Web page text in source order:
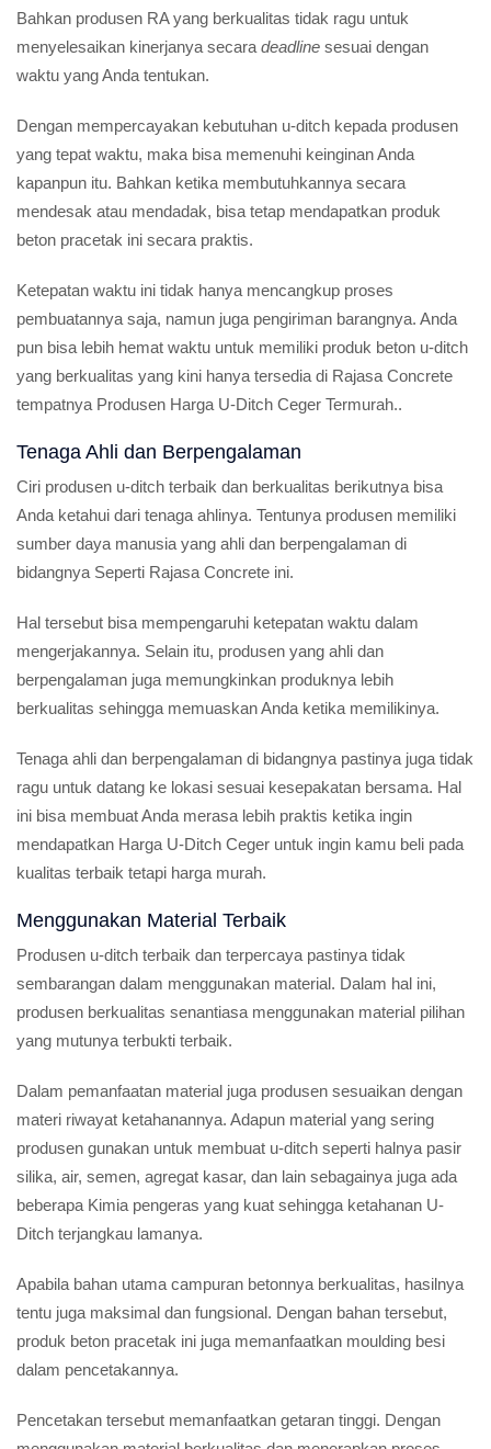
Bahkan produsen RA yang berkualitas tidak ragu untuk
menyelesaikan kinerjanya secara deadline sesuai dengan
waktu yang Anda tentukan.
Dengan mempercayakan kebutuhan u-ditch kepada produsen
yang tepat waktu, maka bisa memenuhi keinginan Anda
kapanpun itu. Bahkan ketika membutuhkannya secara
mendesak atau mendadak, bisa tetap mendapatkan produk
beton pracetak ini secara praktis.
Ketepatan waktu ini tidak hanya mencangkup proses
pembuatannya saja, namun juga pengiriman barangnya. Anda
pun bisa lebih hemat waktu untuk memiliki produk beton u-ditch
yang berkualitas yang kini hanya tersedia di Rajasa Concrete
tempatnya Produsen Harga U-Ditch Ceger Termurah..
Tenaga Ahli dan Berpengalaman
Ciri produsen u-ditch terbaik dan berkualitas berikutnya bisa
Anda ketahui dari tenaga ahlinya. Tentunya produsen memiliki
sumber daya manusia yang ahli dan berpengalaman di
bidangnya Seperti Rajasa Concrete ini.
Hal tersebut bisa mempengaruhi ketepatan waktu dalam
mengerjakannya. Selain itu, produsen yang ahli dan
berpengalaman juga memungkinkan produknya lebih
berkualitas sehingga memuaskan Anda ketika memilikinya.
Tenaga ahli dan berpengalaman di bidangnya pastinya juga tidak
ragu untuk datang ke lokasi sesuai kesepakatan bersama. Hal
ini bisa membuat Anda merasa lebih praktis ketika ingin
mendapatkan Harga U-Ditch Ceger untuk ingin kamu beli pada
kualitas terbaik tetapi harga murah.
Menggunakan Material Terbaik
Produsen u-ditch terbaik dan terpercaya pastinya tidak
sembarangan dalam menggunakan material. Dalam hal ini,
produsen berkualitas senantiasa menggunakan material pilihan
yang mutunya terbukti terbaik.
Dalam pemanfaatan material juga produsen sesuaikan dengan
materi riwayat ketahanannya. Adapun material yang sering
produsen gunakan untuk membuat u-ditch seperti halnya pasir
silika, air, semen, agregat kasar, dan lain sebagainya juga ada
beberapa Kimia pengeras yang kuat sehingga ketahanan U-
Ditch terjangkau lamanya.
Apabila bahan utama campuran betonnya berkualitas, hasilnya
tentu juga maksimal dan fungsional. Dengan bahan tersebut,
produk beton pracetak ini juga memanfaatkan moulding besi
dalam pencetakannya.
Pencetakan tersebut memanfaatkan getaran tinggi. Dengan